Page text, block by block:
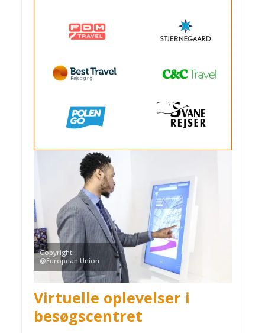
Copyright:
@European Union
Virtuelle oplevelser i
besøgscentret